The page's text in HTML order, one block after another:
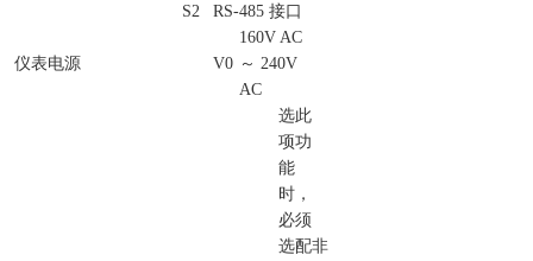
S2
RS-485 接口
仪表电源 V0
160V AC
～ 240V
AC
选此
项功
能
时，
必须
选配非